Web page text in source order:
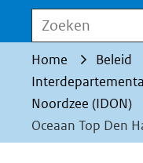
geweigerd.
Zoeken
Home
Beleid
Noordzee (IDON)
Oceaan Top Den